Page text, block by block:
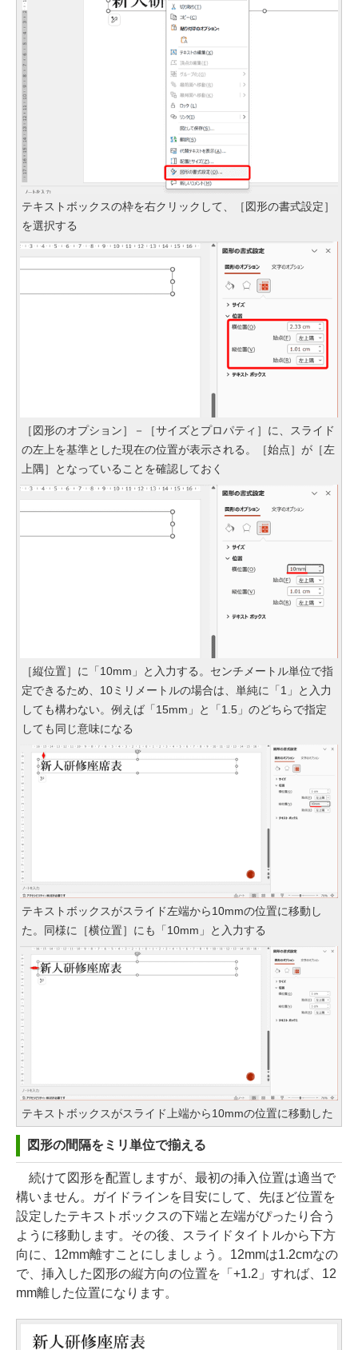
テキストボックスの枠を右クリックして、［図形の書式設定］
を選択する
［図形のオプション］－［サイズとプロパティ］に、スライド
の左上を基準とした現在の位置が表示される。［始点］が［左
上隅］となっていることを確認しておく
［縦位置］に「10mm」と入力する。センチメートル単位で指
定できるため、10ミリメートルの場合は、単純に「1」と入力
しても構わない。例えば「15mm」と「1.5」のどちらで指定
しても同じ意味になる
テキストボックスがスライド左端から10mmの位置に移動し
た。同様に［横位置］にも「10mm」と入力する
テキストボックスがスライド上端から10mmの位置に移動した
図形の間隔をミリ単位で揃える
続けて図形を配置しますが、最初の挿入位置は適当で
構いません。ガイドラインを目安にして、先ほど位置を
設定したテキストボックスの下端と左端がぴったり合う
ように移動します。その後、スライドタイトルから下方
向に、12mm離すことにしましょう。12mmは1.2cmなの
で、挿入した図形の縦方向の位置を「+1.2」すれば、12
mm離した位置になります。